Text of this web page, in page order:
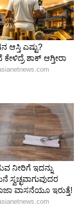
ಮನೆಯಲ್ಲಿ ನೀವು
ಸಂಬಂಧದ
ನಾಳೆ